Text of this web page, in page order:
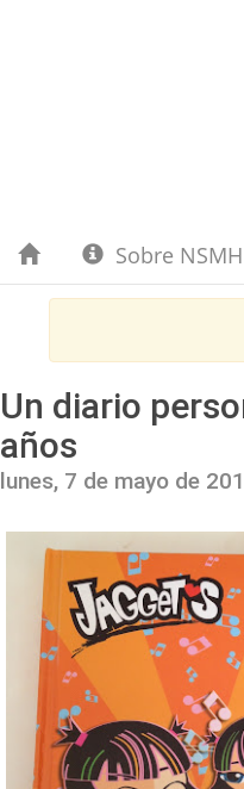
Sobre NSMH
Un diario
años
lunes, 7 de mayo de